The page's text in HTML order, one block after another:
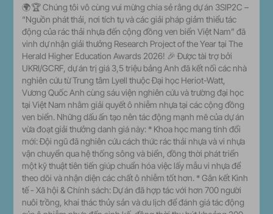
🌍🏆 Chúng tôi vô cùng vui mừng chia sẻ rằng dự án 3SIP2C –
“Nguồn phát thải, nơi tích tụ và các giải pháp giảm thiểu tác
động của rác thải nhựa đến cộng đồng ven biển Việt Nam” đã
vinh dự nhận giải thưởng Research Project of the Year tại The
Herald Higher Education Awards 2026! 🎉 Được tài trợ bởi
UKRI/GCRF, dự án trị giá 3,5 triệu bảng Anh đã kết nối các nhà
nghiên cứu từ Trung tâm Lyell thuộc Đại học Heriot-Watt,
Vương Quốc Anh cùng sáu viện nghiên cứu và trường đại học
tại Việt Nam nhằm giải quyết ô nhiễm nhựa tại các cộng đồng
ven biển. Những dấu ấn tạo nên tác động mạnh mẽ của dự án
vừa đoạt giải thưởng danh giá này: * Khoa học mang tính đổi
mới: Đội ngũ đã nghiên cứu cách thức rác thải nhựa và vi nhựa
vận chuyển qua hệ thống sông và biển, đồng thời phát triển
một kỹ thuật tiên tiến giúp chuẩn hóa việc lấy mẫu vi nhựa để
theo dõi và nhận diện các chất ô nhiễm tốt hơn. * Gắn kết Kinh
tế - Xã hội & Chính sách: Dự án đã hợp tác với hơn 700 người
nuôi trồng, khai thác thủy sản và du lịch để đánh giá tác động